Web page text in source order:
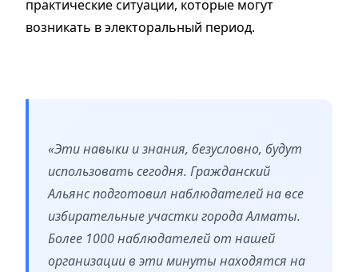
практические ситуации, которые могут
возникать в электоральный период.
«Эти навыки и знания, безусловно, будут
использовать сегодня. Гражданский
Альянс подготовил наблюдателей на все
избирательные участки города Алматы.
Более 1000 наблюдателей от нашей
организации в эти минуты находятся на